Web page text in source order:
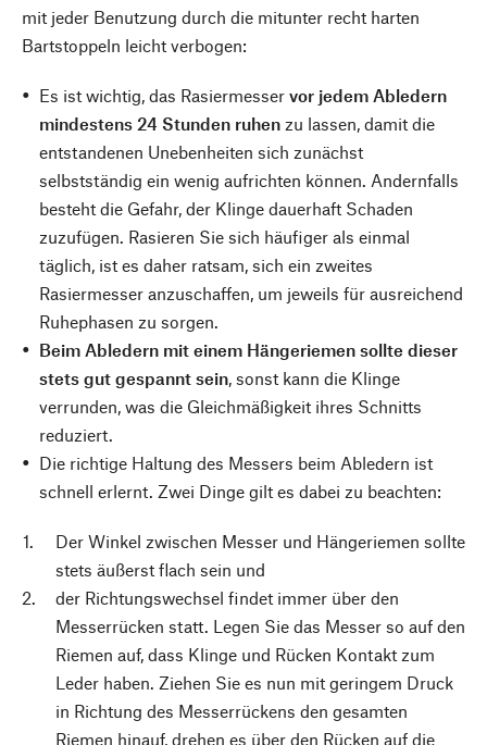
mit jeder Benutzung durch die mitunter recht harten
Bartstoppeln leicht verbogen:
Es ist wichtig, das Rasiermesser vor jedem Abledern
mindestens 24 Stunden ruhen zu lassen, damit die
entstandenen Unebenheiten sich zunächst
selbstständig ein wenig aufrichten können. Andernfalls
besteht die Gefahr, der Klinge dauerhaft Schaden
zuzufügen. Rasieren Sie sich häufiger als einmal
täglich, ist es daher ratsam, sich ein zweites
Rasiermesser anzuschaffen, um jeweils für ausreichend
Ruhephasen zu sorgen.
Beim Abledern mit einem Hängeriemen sollte dieser
stets gut gespannt sein, sonst kann die Klinge
verrunden, was die Gleichmäßigkeit ihres Schnitts
reduziert.
Die richtige Haltung des Messers beim Abledern ist
schnell erlernt. Zwei Dinge gilt es dabei zu beachten:
Der Winkel zwischen Messer und Hängeriemen sollte
stets äußerst flach sein und
der Richtungswechsel findet immer über den
Messerrücken statt. Legen Sie das Messer so auf den
Riemen auf, dass Klinge und Rücken Kontakt zum
Leder haben. Ziehen Sie es nun mit geringem Druck
in Richtung des Messerrückens den gesamten
Riemen hinauf, drehen es über den Rücken auf die